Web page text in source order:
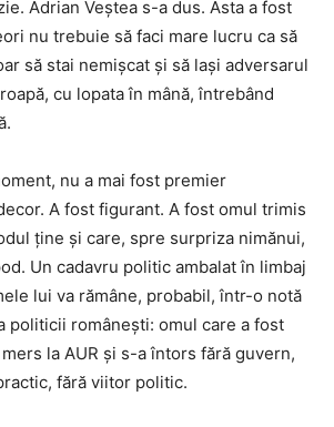
Adrian Veștea s-a dus. Asta a fost
nu trebuie să faci mare lucru ca să
să stai nemișcat și să lași adversarul
cu lopata în mână, întrebând
nu a mai fost premier
A fost figurant. A fost omul trimis
ține și care, spre surpriza nimănui,
Un cadavru politic ambalat în limbaj
lui va rămâne, probabil, într-o notă
politicii românești: omul care a fost
la AUR și s-a întors fără guvern,
fără viitor politic.